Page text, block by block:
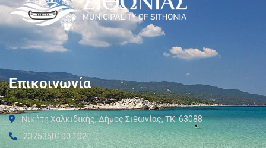
Επικοινωνία
Νικήτη Χαλκιδικής, Δήμος Σιθωνίας, ΤΚ: 63088
2375350100 102